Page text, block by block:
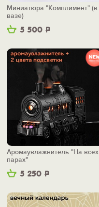
5 500 Р
Миниатюра "Комплимент" (в
вазе)
5 250 Р
Аромаувлажнитель "На всех
парах"